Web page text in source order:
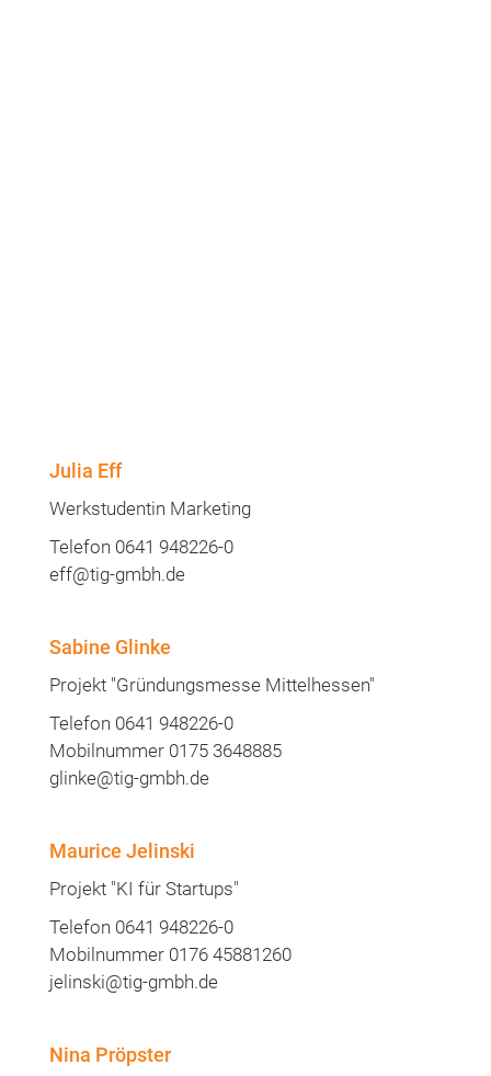
Julia Eff
Werkstudentin Marketing
Telefon 0641 948226-0
eff@tig-gmbh.de